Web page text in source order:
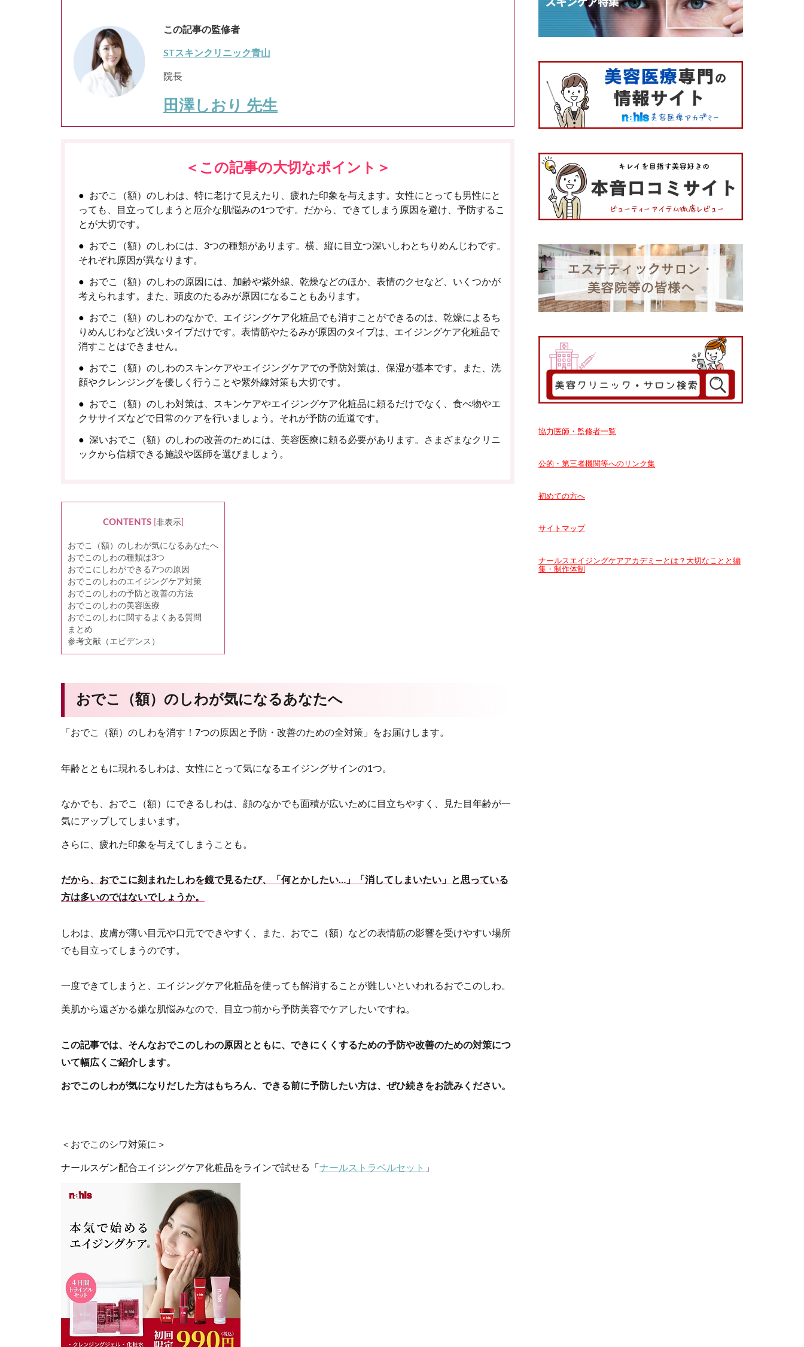
この記事の監修者
STスキンクリニック青山
院長
田澤しおり 先生
＜この記事の大切なポイント＞
おでこ（額）のしわは、特に老けて見えたり、疲れた印象を与えます。女性にとっても男性にと
っても、目立ってしまうと厄介な肌悩みの1つです。だから、できてしまう原因を避け、予防するこ
とが大切です。
おでこ（額）のしわには、3つの種類があります。横、縦に目立つ深いしわとちりめんじわです。
それぞれ原因が異なります。
おでこ（額）のしわの原因には、加齢や紫外線、乾燥などのほか、表情のクセなど、いくつかが
考えられます。また、頭皮のたるみが原因になることもあります。
おでこ（額）のしわのなかで、エイジングケア化粧品でも消すことができるのは、乾燥によるち
りめんじわなど浅いタイプだけです。表情筋やたるみが原因のタイプは、エイジングケア化粧品で
消すことはできません。
おでこ（額）のしわのスキンケアやエイジングケアでの予防対策は、保湿が基本です。また、洗
顔やクレンジングを優しく行うことや紫外線対策も大切です。
おでこ（額）のしわ対策は、スキンケアやエイジングケア化粧品に頼るだけでなく、食べ物やエ
クササイズなどで日常のケアを行いましょう。それが予防の近道です。
深いおでこ（額）のしわの改善のためには、美容医療に頼る必要があります。さまざまなクリニ
ックから信頼できる施設や医師を選びましょう。
CONTENTS 非表示]
おでこ（額）のしわが気になるあなたへ
おでこのしわの種類は3つ
おでこにしわができる7つの原因
おでこのしわのエイジングケア対策
おでこのしわの予防と改善の方法
おでこのしわの美容医療
おでこのしわに関するよくある質問
まとめ
参考文献（エビデンス）
おでこ（額）のしわが気になるあなたへ
「おでこ（額）のしわを消す！7つの原因と予防・改善のための全対策」をお届けします。
年齢とともに現れるしわは、女性にとって気になるエイジングサインの1つ。
なかでも、おでこ（額）にできるしわは、顔のなかでも面積が広いために目立ちやすく、見た目年齢が一
気にアップしてしまいます。
さらに、疲れた印象を与えてしまうことも。
だから、おでこに刻まれたしわを鏡で見るたび、「何とかしたい…」「消してしまいたい」と思っている
方は多いのではないでしょうか。
しわは、皮膚が薄い目元や口元でできやすく、また、おでこ（額）などの表情筋の影響を受けやすい場所
でも目立ってしまうのです。
一度できてしまうと、エイジングケア化粧品を使っても解消することが難しいといわれるおでこのしわ。
美肌から遠ざかる嫌な肌悩みなので、目立つ前から予防美容でケアしたいですね。
この記事では、そんなおでこのしわの原因とともに、できにくくするための予防や改善のための対策につ
いて幅広くご紹介します。
おでこのしわが気になりだした方はもちろん、できる前に予防したい方は、ぜひ続きをお読みください。
＜おでこのシワ対策に＞
ナールスゲン配合エイジングケア化粧品をラインで試せる「 ナールストラベルセット 」
協力医師・監修者一覧
公的・第三者機関等へのリンク集
初めての方へ
サイトマップ
ナールスエイジングケアアカデミーとは？大切なことと編
集・制作体制